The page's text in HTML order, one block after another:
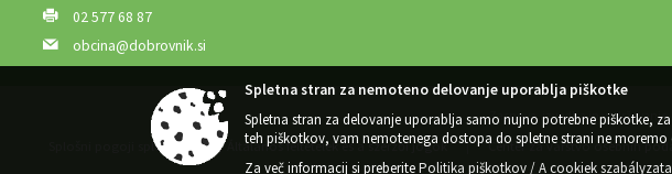
02 577 68 87
obcina@dobrovnik.si
Zasnova, izvedba in vzdrževanje
Splošni pogoji spletne strani / Általános feltételek és a szerzői jogok | Center za varstvo osebnih
Spletna stran za nemoteno delovanje uporablja piškotke
Spletna stran za delovanje uporablja samo nujno potrebne piškotke,
teh piškotkov, vam nemotenega dostopa do spletne strani ne
Za več informacij si preberitePolitika piškotkov / A cookiek szabályzata